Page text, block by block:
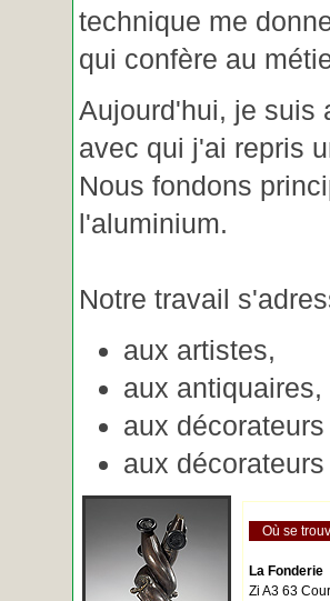
technique me
qui confère au
Aujourd'hui, je
avec qui j'ai repris
Nous fondons
l'aluminium.
Notre travail
aux artistes,
aux antiquaires,
aux
aux
Où se
La Fonderie
Zi A3 63